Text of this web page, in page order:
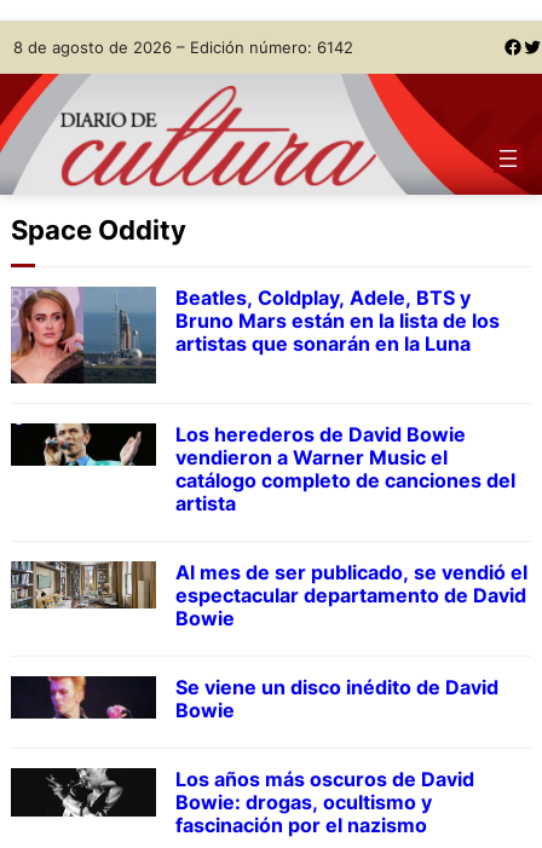
Skip
to
content
8 de agosto de 2026 – Edición número: 6142 Facebook Twitter
Space Oddity
Beatles, Coldplay, Adele, BTS y
Bruno Mars están en la lista de los
artistas que sonarán en la Luna
Los herederos de David Bowie
vendieron a Warner Music el
catálogo completo de canciones del
artista
Al mes de ser publicado, se vendió el
espectacular departamento de David
Bowie
Se viene un disco inédito de David
Bowie
Los años más oscuros de David
Bowie: drogas, ocultismo y
fascinación por el nazismo